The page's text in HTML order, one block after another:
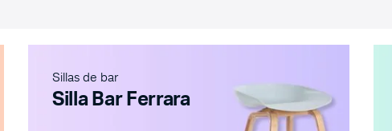
Sillas de bar
Silla Bar Ferrara